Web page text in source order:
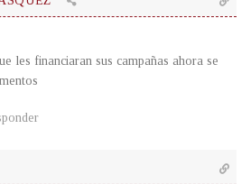
les financiaran sus campañas ahora se